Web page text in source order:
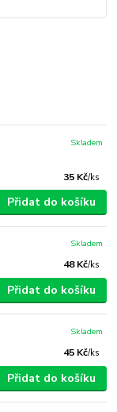
35 Kč/ks
Skladem
Přidat do košíku
48 Kč/ks
Skladem
Přidat do košíku
45 Kč/ks
Skladem
Přidat do košíku